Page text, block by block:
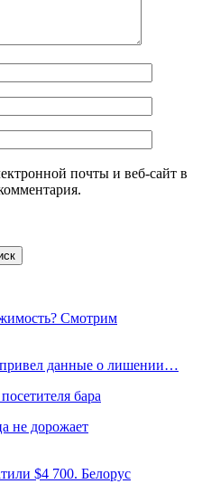
почты и веб-сайт в
Смотрим
данные о лишении…
бара
не дорожает
$4 700. Белорус